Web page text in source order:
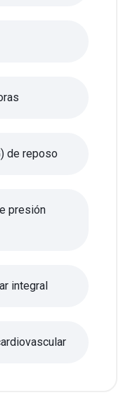
de reposo
presión
integral